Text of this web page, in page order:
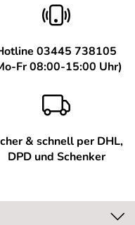
03445 738105
Fr 08:00-15:00 Uhr)
& schnell per DHL,
DPD und Schenker